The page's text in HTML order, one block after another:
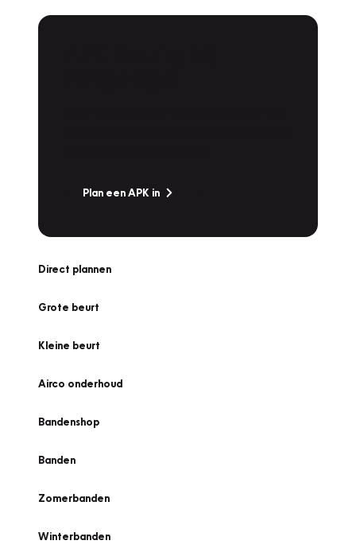
Plan een APK in
Direct plannen
Grote beurt
Kleine beurt
Airco onderhoud
Bandenshop
Banden
Zomerbanden
Winterbanden